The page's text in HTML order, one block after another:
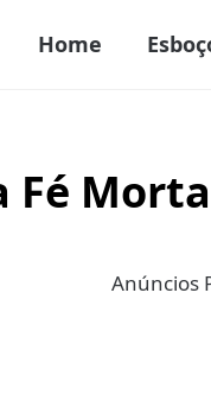
Home
Fé Morta
Anúncios